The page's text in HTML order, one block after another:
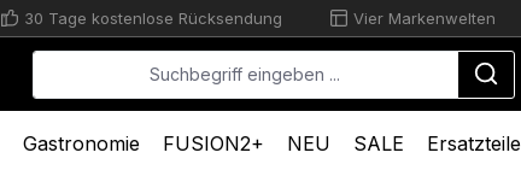
30 Tage kostenlose Rücksendung Vier Markenwelten
Gastronomie FUSION2+ NEU SALE Ersatzteile